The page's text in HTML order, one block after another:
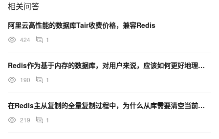
相关问答
阿里云高性能的数据库Tair收费价格，兼容Redis
424 1
Redis作为基于内存的数据库，对用户来说，应该如何更好地理解和规划内存使用？
190 1
在Redis主从复制的全量复制过程中，为什么从库需要清空当前数据库？
219 1